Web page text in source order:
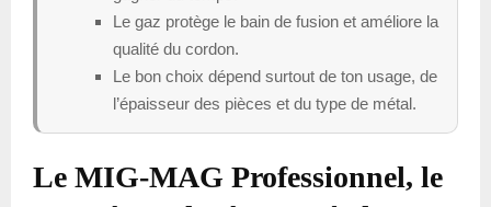
Le gaz protège le bain de fusion et améliore la
qualité du cordon.
Le bon choix dépend surtout de ton usage, de
l’épaisseur des pièces et du type de métal.
Le MIG-MAG Professionnel, le